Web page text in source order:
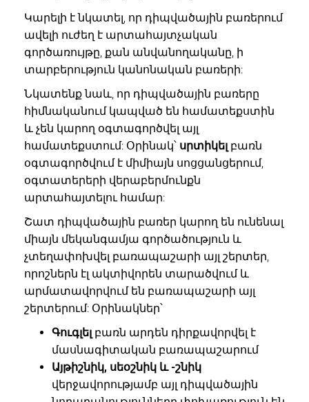
Կարելի է նկատել, որ դիպվածային բառերում
ավելի ուժեղ է արտահայտչական
գործառույթը, քան անվանողականը, ի
տարբերություն կանոնական բառերի:
Նկատենք նաև, որ դիպվածային բառերը
հիմնականում կապված են համատեքստին
և չեն կարող օգտագործվել այլ
համատեքստում: Օրինակ՝ սրտիկել բառն
օգտագործվում է միմիայն սոցցանցերում,
օգտատերերի վերաբերմունքն
արտահայտելու համար:
Շատ դիպվածային բառեր կարող են ունենալ
միայն մեկանգամյա գործածություն և
չտեղափոխվել բառապաշարի այլ շերտեր,
որոշներն էլ ակտիվորեն տարածվում և
արմատավորվում են բառապաշարի այլ
շերտերում: Օրինակներ՝
Գուգլել բառն արդեն դիրքավորվել է
մասնագիտական բառապաշարում
Այթիշնիկ, սեօշնիկ և -շնիկ
վերջավորությամբ այլ դիպվածային